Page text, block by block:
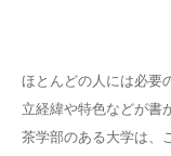
ほとんどの人には必要
立経緯や特色などが書
茶学部のある大学は、